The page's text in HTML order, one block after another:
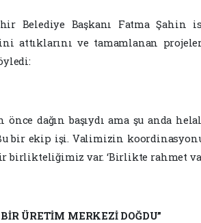
Belediye Başkanı Fatma
attıklarını ve tamamlanan
önce dağın başıydı ama şu anda
bir ekip işi. Valimizin
birlikteliğimiz var. ‘Birlikte rahmet
ÜRETİM MERKEZİ DOĞDU”